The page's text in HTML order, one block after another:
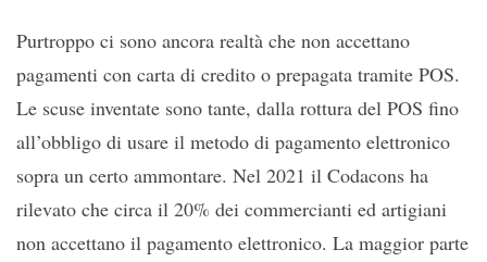
Purtroppo ci sono ancora realtà che non accettano
pagamenti con carta di credito o prepagata tramite POS.
Le scuse inventate sono tante, dalla rottura del POS fino
all’obbligo di usare il metodo di pagamento elettronico
sopra un certo ammontare. Nel 2021 il Codacons ha
rilevato che circa il 20% dei commercianti ed artigiani
non accettano il pagamento elettronico. La maggior parte